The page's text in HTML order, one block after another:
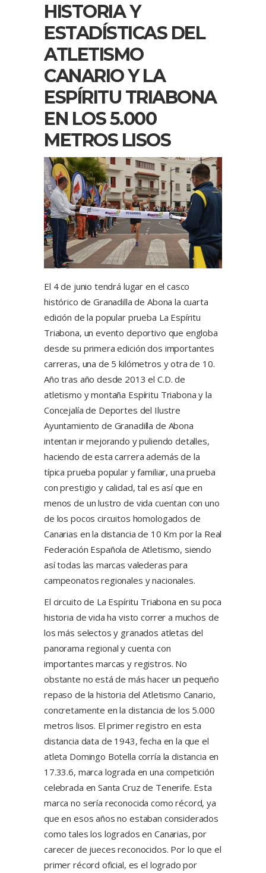
HISTORIA Y
ESTADÍSTICAS DEL
ATLETISMO
CANARIO Y LA
ESPÍRITU TRIABONA
EN LOS 5.000
METROS LISOS
El 4 de junio tendrá lugar en el casco
histórico de Granadilla de Abona la cuarta
edición de la popular prueba La Espíritu
Triabona, un evento deportivo que engloba
desde su primera edición dos importantes
carreras, una de 5 kilómetros y otra de 10.
Año tras año desde 2013 el C.D. de
atletismo y montaña Espíritu Triabona y la
Concejalía de Deportes del Ilustre
Ayuntamiento de Granadilla de Abona
intentan ir mejorando y puliendo detalles,
haciendo de esta carrera además de la
típica prueba popular y familiar, una prueba
con prestigio y calidad, tal es así que en
menos de un lustro de vida cuentan con uno
de los pocos circuitos homologados de
Canarias en la distancia de 10 Km por la Real
Federación Española de Atletismo, siendo
así todas las marcas valederas para
campeonatos regionales y nacionales.
El circuito de La Espíritu Triabona en su poca
historia de vida ha visto correr a muchos de
los más selectos y granados atletas del
panorama regional y cuenta con
importantes marcas y registros. No
obstante no está de más hacer un pequeño
repaso de la historia del Atletismo Canario,
concretamente en la distancia de los 5.000
metros lisos. El primer registro en esta
distancia data de 1943, fecha en la que el
atleta Domingo Botella corría la distancia en
17.33.6, marca lograda en una competición
celebrada en Santa Cruz de Tenerife. Esta
marca no sería reconocida como récord, ya
que en esos años no estaban considerados
como tales los logrados en Canarias, por
carecer de jueces reconocidos. Por lo que el
primer récord oficial, es el logrado por